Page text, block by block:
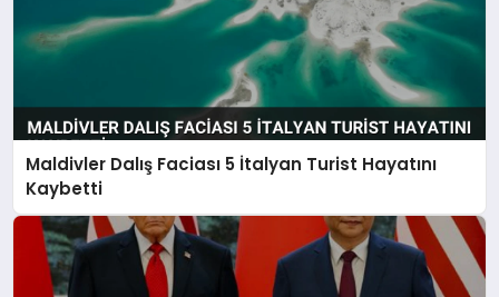
Maldivler Dalış Faciası 5 İtalyan Turist Hayatını
Kaybetti